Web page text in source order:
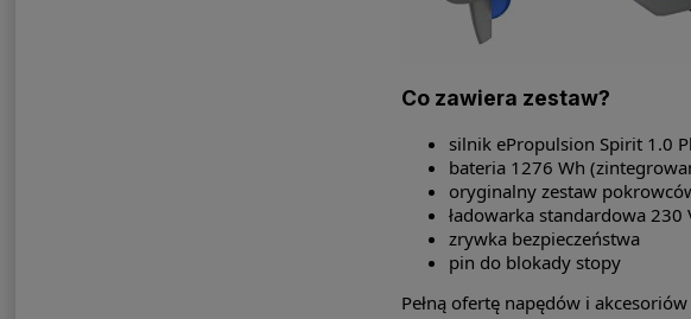
Co zawiera zestaw?
silnik ePropulsion Spirit 1.0
bateria 1276 Wh
oryginalny zestaw
ładowarka standardowa 230
zrywka bezpieczeństwa
pin do blokady stopy
Pełną ofertę napędów i